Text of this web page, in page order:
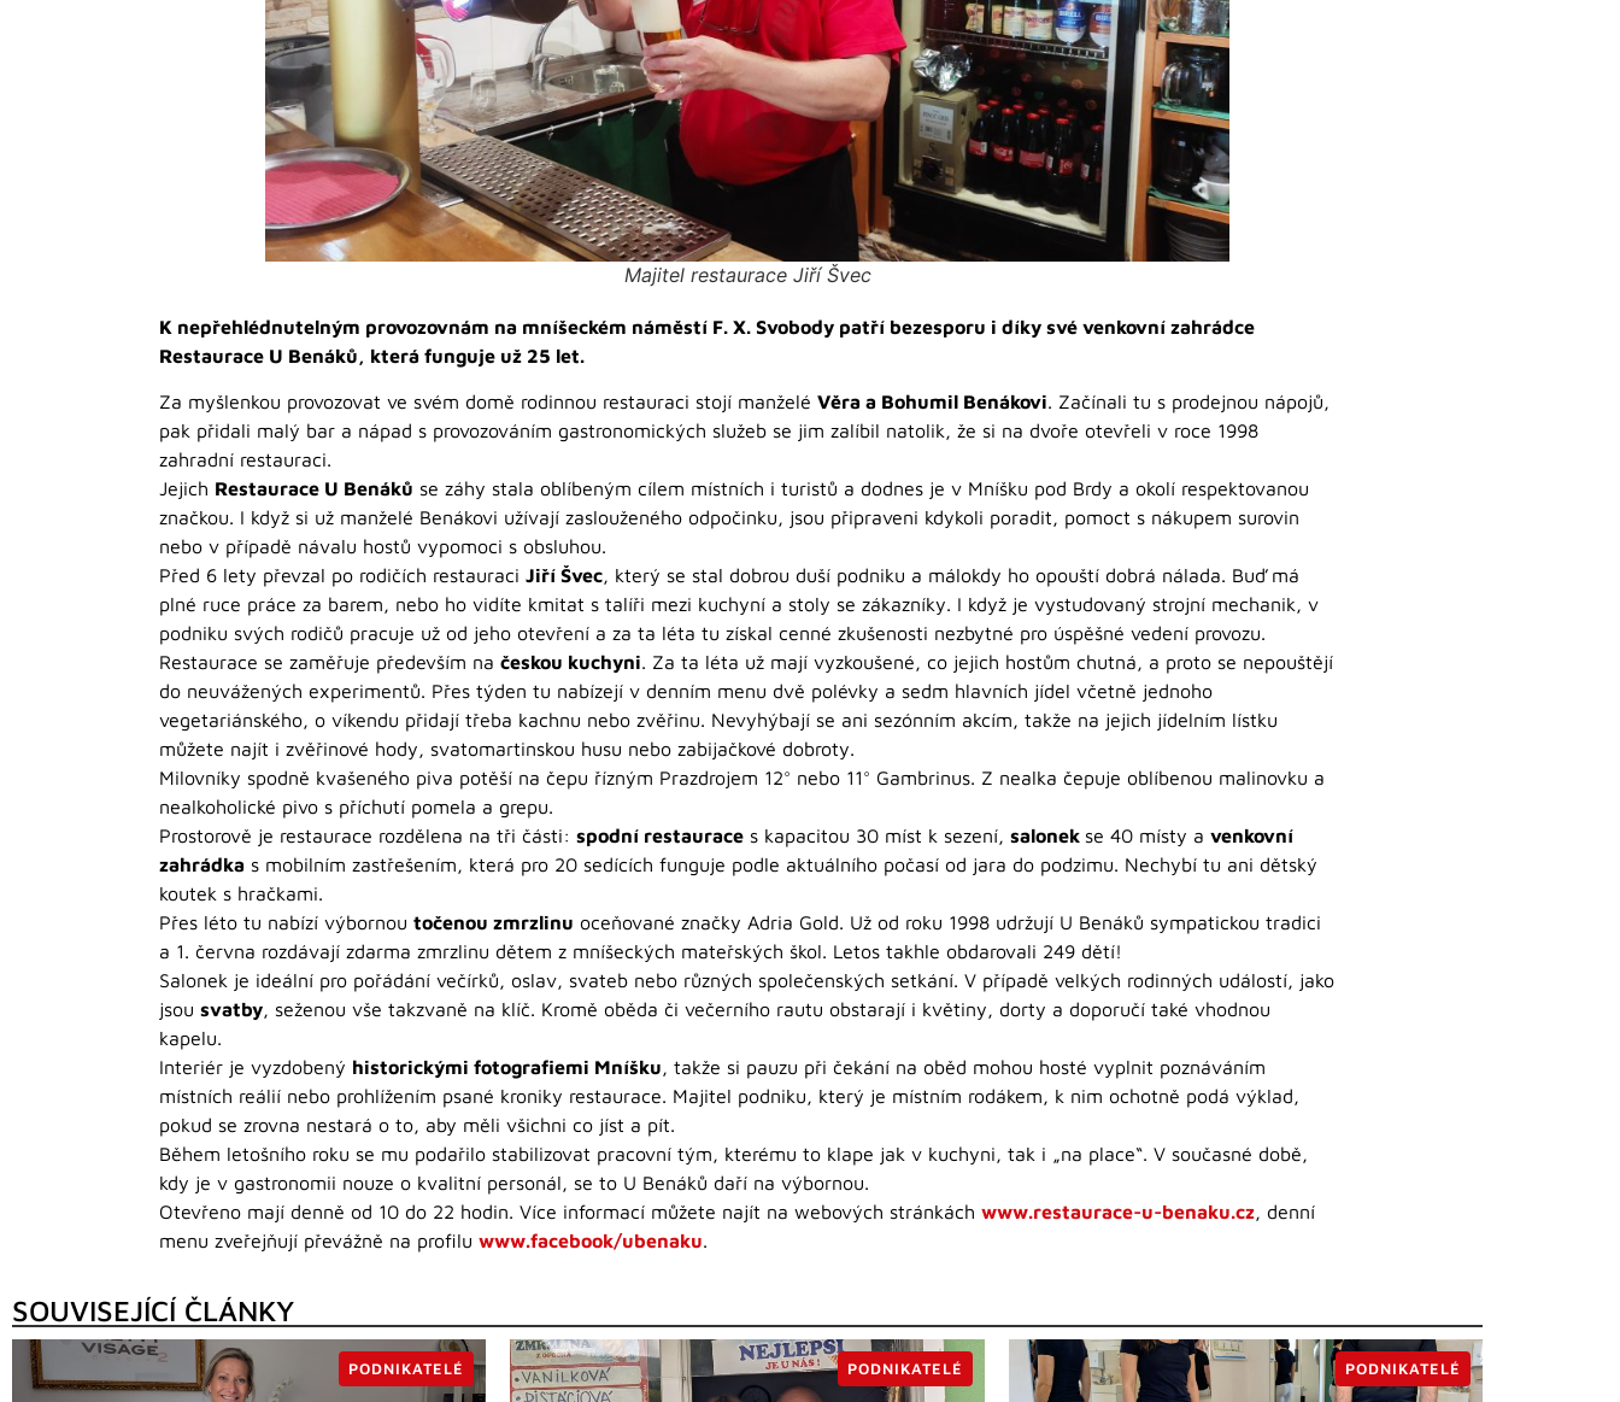
Majitel restaurace Jiří Švec
K nepřehlédnutelným provozovnám na mníšeckém náměstí F. X. Svobody patří bezesporu i díky své venkovní zahrádce
Restaurace U Benáků, která funguje už 25 let.
Za myšlenkou provozovat ve svém domě rodinnou restauraci stojí manželé Věra a Bohumil Benákovi. Začínali tu s prodejnou nápojů,
pak přidali malý bar a nápad s provozováním gastronomických služeb se jim zalíbil natolik, že si na dvoře otevřeli v roce 1998
zahradní restauraci.
Jejich Restaurace U Benáků se záhy stala oblíbeným cílem místních i turistů a dodnes je v Mníšku pod Brdy a okolí respektovanou
značkou. I když si už manželé Benákovi užívají zaslouženého odpočinku, jsou připraveni kdykoli poradit, pomoct s nákupem surovin
nebo v případě návalu hostů vypomoci s obsluhou.
Před 6 lety převzal po rodičích restauraci Jiří Švec, který se stal dobrou duší podniku a málokdy ho opouští dobrá nálada. Buď má
plné ruce práce za barem, nebo ho vidíte kmitat s talíři mezi kuchyní a stoly se zákazníky. I když je vystudovaný strojní mechanik, v
podniku svých rodičů pracuje už od jeho otevření a za ta léta tu získal cenné zkušenosti nezbytné pro úspěšné vedení provozu.
Restaurace se zaměřuje především na českou kuchyni. Za ta léta už mají vyzkoušené, co jejich hostům chutná, a proto se nepouštějí
do neuvážených experimentů. Přes týden tu nabízejí v denním menu dvě polévky a sedm hlavních jídel včetně jednoho
vegetariánského, o víkendu přidají třeba kachnu nebo zvěřinu. Nevyhýbají se ani sezónním akcím, takže na jejich jídelním lístku
můžete najít i zvěřinové hody, svatomartinskou husu nebo zabijačkové dobroty.
Milovníky spodně kvašeného piva potěší na čepu řízným Prazdrojem 12° nebo 11° Gambrinus. Z nealka čepuje oblíbenou malinovku a
nealkoholické pivo s příchutí pomela a grepu.
Prostorově je restaurace rozdělena na tři části: spodní restaurace s kapacitou 30 míst k sezení, salonek se 40 místy a venkovní
zahrádka s mobilním zastřešením, která pro 20 sedících funguje podle aktuálního počasí od jara do podzimu. Nechybí tu ani dětský
koutek s hračkami.
Přes léto tu nabízí výbornou točenou zmrzlinu oceňované značky Adria Gold. Už od roku 1998 udržují U Benáků sympatickou tradici
a 1. června rozdávají zdarma zmrzlinu dětem z mníšeckých mateřských škol. Letos takhle obdarovali 249 dětí!
Salonek je ideální pro pořádání večírků, oslav, svateb nebo různých společenských setkání. V případě velkých rodinných událostí, jako
jsou svatby, seženou vše takzvaně na klíč. Kromě oběda či večerního rautu obstarají i květiny, dorty a doporučí také vhodnou
kapelu.
Interiér je vyzdobený historickými fotografiemi Mníšku, takže si pauzu při čekání na oběd mohou hosté vyplnit poznáváním
místních reálií nebo prohlížením psané kroniky restaurace. Majitel podniku, který je místním rodákem, k nim ochotně podá výklad,
pokud se zrovna nestará o to, aby měli všichni co jíst a pít.
Během letošního roku se mu podařilo stabilizovat pracovní tým, kterému to klape jak v kuchyni, tak i „na place“. V současné době,
kdy je v gastronomii nouze o kvalitní personál, se to U Benáků daří na výbornou.
Otevřeno mají denně od 10 do 22 hodin. Více informací můžete najít na webových stránkách www.restaurace-u-benaku.cz, denní
menu zveřejňují převážně na profilu www.facebook/ubenaku.
SOUVISEJÍCÍ ČLÁNKY
PODNIKATELÉ PODNIKATELÉ PODNIKATELÉ